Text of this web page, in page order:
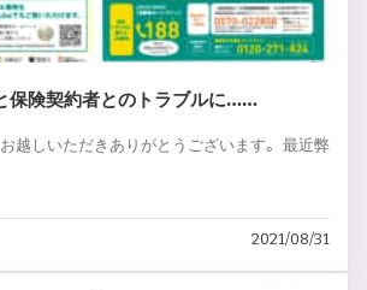
保険契約者とのトラブルに……
越しいただきありがとうございます。 最近弊
2021/08/31